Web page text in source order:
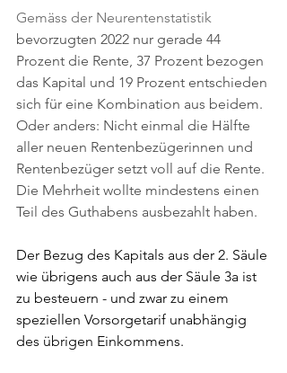
Gemäss der Neurentenstatistik
bevorzugten 2022 nur gerade 44
Prozent die Rente, 37 Prozent bezogen
das Kapital und 19 Prozent entschieden
sich für eine Kombination aus beidem.
Oder anders: Nicht einmal die Hälfte
aller neuen Rentenbezügerinnen und
Rentenbezüger setzt voll auf die Rente.
Die Mehrheit wollte mindestens einen
Teil des Guthabens ausbezahlt haben.
Der Bezug des Kapitals aus der 2. Säule
wie übrigens auch aus der Säule 3a ist
zu besteuern - und zwar zu einem
speziellen Vorsorgetarif unabhängig
des übrigen Einkommens.